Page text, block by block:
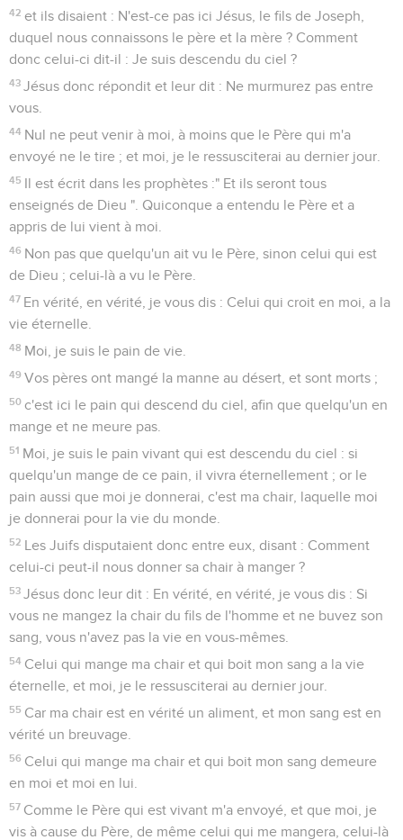
42 et ils disaient : N'est-ce pas ici Jésus, le fils de Joseph,
duquel nous connaissons le père et la mère ? Comment
donc celui-ci dit-il : Je suis descendu du ciel ?
43 Jésus donc répondit et leur dit : Ne murmurez pas entre
vous.
44 Nul ne peut venir à moi, à moins que le Père qui m'a
envoyé ne le tire ; et moi, je le ressusciterai au dernier jour.
45 Il est écrit dans les prophètes :" Et ils seront tous
enseignés de Dieu ". Quiconque a entendu le Père et a
appris de lui vient à moi.
46 Non pas que quelqu'un ait vu le Père, sinon celui qui est
de Dieu ; celui-là a vu le Père.
47 En vérité, en vérité, je vous dis : Celui qui croit en moi, a la
vie éternelle.
48 Moi, je suis le pain de vie.
49 Vos pères ont mangé la manne au désert, et sont morts ;
50 c'est ici le pain qui descend du ciel, afin que quelqu'un en
mange et ne meure pas.
51 Moi, je suis le pain vivant qui est descendu du ciel : si
quelqu'un mange de ce pain, il vivra éternellement ; or le
pain aussi que moi je donnerai, c'est ma chair, laquelle moi
je donnerai pour la vie du monde.
52 Les Juifs disputaient donc entre eux, disant : Comment
celui-ci peut-il nous donner sa chair à manger ?
53 Jésus donc leur dit : En vérité, en vérité, je vous dis : Si
vous ne mangez la chair du fils de l'homme et ne buvez son
sang, vous n'avez pas la vie en vous-mêmes.
54 Celui qui mange ma chair et qui boit mon sang a la vie
éternelle, et moi, je le ressusciterai au dernier jour.
55 Car ma chair est en vérité un aliment, et mon sang est en
vérité un breuvage.
56 Celui qui mange ma chair et qui boit mon sang demeure
en moi et moi en lui.
57 Comme le Père qui est vivant m'a envoyé, et que moi, je
vis à cause du Père, de même celui qui me mangera, celui-là